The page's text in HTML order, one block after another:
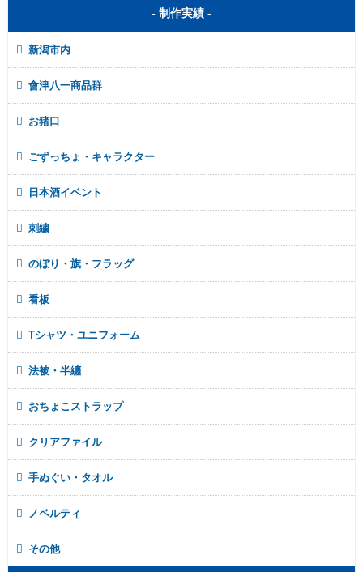
- 制作実績 -
新潟市内
會津八一商品群
お猪口
ごずっちょ・キャラクター
日本酒イベント
刺繍
のぼり・旗・フラッグ
看板
Tシャツ・ユニフォーム
法被・半纏
おちょこストラップ
クリアファイル
手ぬぐい・タオル
ノベルティ
その他